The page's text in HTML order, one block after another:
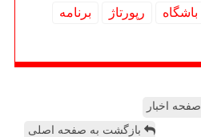
باشگاه رپورتاژ
برنامه
صفحه اخبار
بازگشت به صفحه اصلی